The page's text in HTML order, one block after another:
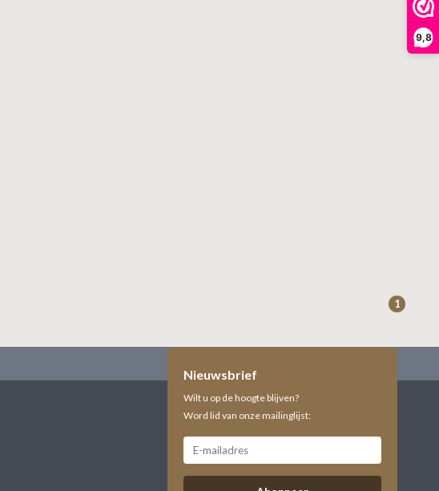
9,8
1
Nieuwsbrief
Wilt u op de hoogte blijven?
Word lid van onze mailinglijst: